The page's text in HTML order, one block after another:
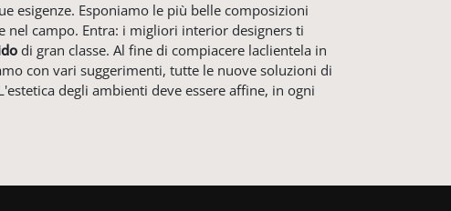
esigenze. Esponiamo le più belle composizioni
nel campo. Entra: i migliori interior designers ti
di gran classe. Al fine di compiacere laclientela in
con vari suggerimenti, tutte le nuove soluzioni di
degli ambienti deve essere affine, in ogni